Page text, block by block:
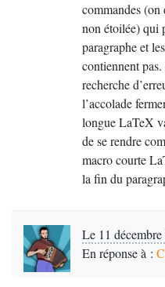
commandes
non étoilée) qui
paragraphe et
contiennent
recherche
l’accolade
longue LaTeX
de se rendre
macro courte
la fin du
Bertrand
Le 11
En réponse à :